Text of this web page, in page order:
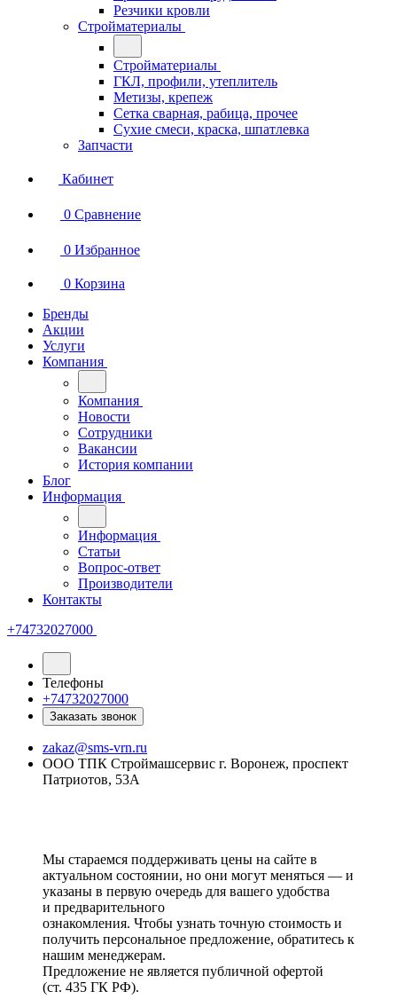
Резчики кровли
Стройматериалы
Стройматериалы
ГКЛ, профили, утеплитель
Метизы, крепеж
Сетка сварная, рабица, прочее
Сухие смеси, краска, шпатлевка
Запчасти
Кабинет
0 Сравнение
0 Избранное
0 Корзина
Бренды
Акции
Услуги
Компания
Компания
Новости
Сотрудники
Вакансии
История компании
Блог
Информация
Информация
Статьи
Вопрос-ответ
Производители
Контакты
+74732027000
Телефоны
+74732027000
Заказать звонок
zakaz@sms-vrn.ru
ООО ТПК Строймашсервис г. Воронеж, проспект
Патриотов, 53А
Мы стараемся поддерживать цены на сайте в
актуальном состоянии, но они могут меняться — и
указаны в первую очередь для вашего удобства
и предварительного
ознакомления. Чтобы узнать точную стоимость и
получить персональное предложение, обратитесь к
нашим менеджерам.
Предложение не является публичной офертой
(ст. 435 ГК РФ).